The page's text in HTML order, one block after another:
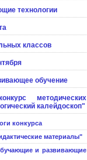
технологии
классов
обучение
методических
калейдоскоп"
конкурса
материалы"
и развивающие